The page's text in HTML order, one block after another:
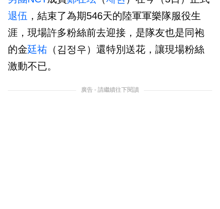
退伍 ，結束了為期546天的陸軍軍樂隊服役生
涯，現場許多粉絲前去迎接，是隊友也是同袍
的金廷祐 （김정우）還特別送花，讓現場粉絲
激動不已。
廣告 - 請繼續往下閱讀